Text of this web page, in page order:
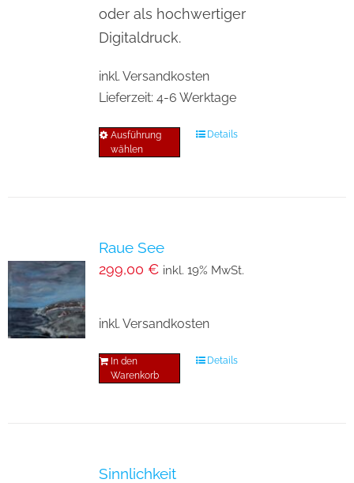
der
werden
oder als hochwertiger
Digitaldruck.
inkl. Versandkosten
Lieferzeit: 4-6 Werktage
Ausführung
wählen
Dieses
Die
können
Details
Raue See
299,00 € inkl. 19% MwSt.
inkl. Versandkosten
In den
Warenkorb
Details
Sinnlichkeit